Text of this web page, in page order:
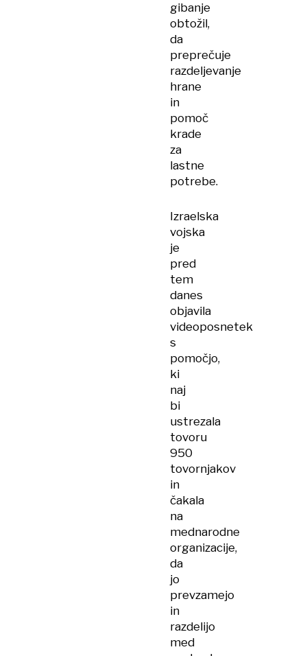
gibanje
obtožil,
da
preprečuje
razdeljevanje
hrane
in
pomoč
krade
za
lastne
potrebe.
Izraelska
vojska
je
pred
tem
danes
objavila
videoposnetek
s
pomočjo,
ki
naj
bi
ustrezala
tovoru
950
tovornjakov
in
čakala
na
mednarodne
organizacije,
da
jo
prevzamejo
in
razdelijo
med